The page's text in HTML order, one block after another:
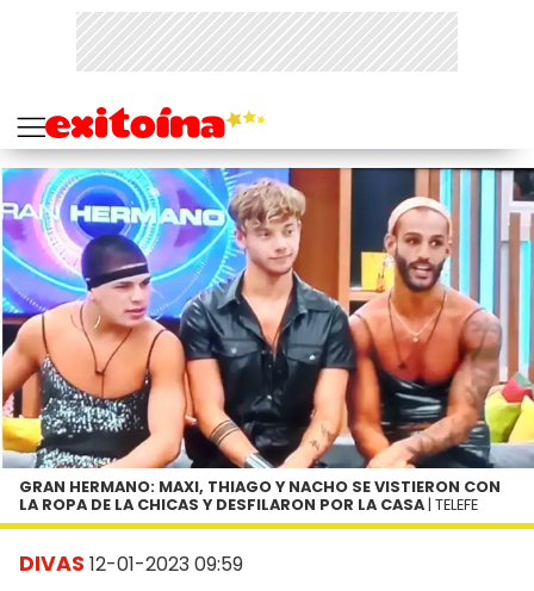
DIVAS 12-01-2023 09:59
GRAN HERMANO: MAXI, THIAGO Y NACHO SE VISTIERON CON
LA ROPA DE LA CHICAS Y DESFILARON POR LA CASA | TELEFE